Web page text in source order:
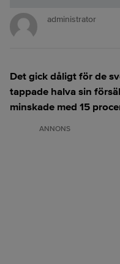
administrator
Det gick dåligt för de
tappade halva sin
minskade med 15
ANNONS